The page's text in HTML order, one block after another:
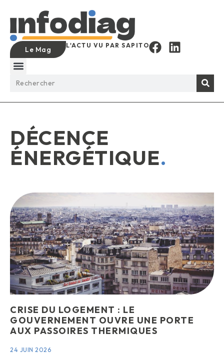
Le Mag L'ACTU VU PAR SAPITO
DÉCENCE
ÉNERGÉTIQUE.
CRISE DU LOGEMENT : LE
GOUVERNEMENT OUVRE UNE PORTE
AUX PASSOIRES THERMIQUES
24 JUIN 2026